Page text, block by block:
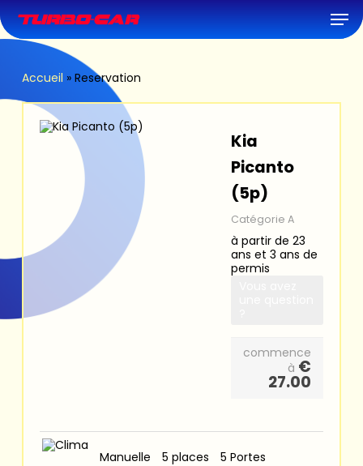
to
main
content
Accueil » Reservation
Kia
Picanto
(5p)
Catégorie A
à partir de 23
ans et 3 ans de
permis
commence
à €
27.00
Manuelle 5 places
5 Portes